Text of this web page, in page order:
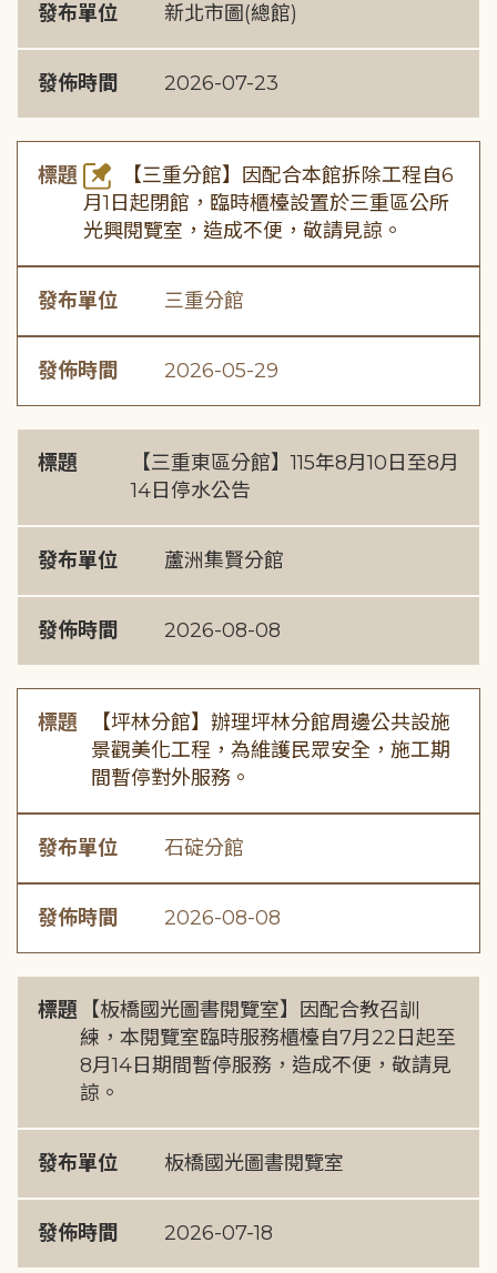
發布單位 新北市圖(總館)
發佈時間 2026-07-23
標題
【三重分館】因配合本館拆除工程自6
月1日起閉館，臨時櫃檯設置於三重區公所
光興閱覽室，造成不便，敬請見諒。
發布單位 三重分館
發佈時間 2026-05-29
標題
【三重東區分館】115年8月10日至8月
14日停水公告
發布單位 蘆洲集賢分館
發佈時間 2026-08-08
標題
【坪林分館】辦理坪林分館周邊公共設施
景觀美化工程，為維護民眾安全，施工期
間暫停對外服務。
發布單位 石碇分館
發佈時間 2026-08-08
標題
【板橋國光圖書閱覽室】因配合教召訓
練，本閱覽室臨時服務櫃檯自7月22日起至
8月14日期間暫停服務，造成不便，敬請見
諒。
發布單位 板橋國光圖書閱覽室
發佈時間 2026-07-18